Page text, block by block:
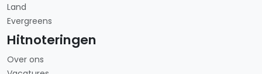
Land
Evergreens
Hitnoteringen
Over ons